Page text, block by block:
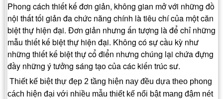
Phong cách thiết kế đơn giản, không gian mở với những đồ
nội thất tối giản đa chức năng chính là tiêu chí của một căn
biệt thự hiện đại. Đơn giản nhưng ấn tượng là để chỉ những
mẫu thiết kế biệt thự hiện đại. Không có sự cầu kỳ như
những thiết kế biệt thự cổ điển nhưng chúng lại chứa đựng
đầy những ý tưởng sáng tạo của các kiến trúc sư.
Thiết kế biệt thự đẹp 2 tầng hiện nay đều dựa theo phong
cách hiện đại với nhiều mẫu thiết kế nổi bật mang đậm nét